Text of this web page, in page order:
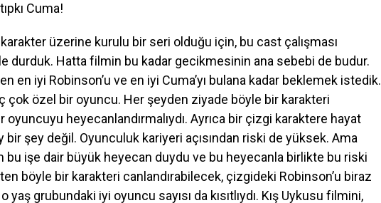
Cuma!
üzerine kurulu bir seri olduğu için, bu cast çalışması
durduk. Hatta filmin bu kadar gecikmesinin ana sebebi de budur.
en iyi Robinson’u ve en iyi Cuma’yı bulana kadar beklemek istedik.
çok özel bir oyuncu. Her şeyden ziyade böyle bir karakteri
oyuncuyu heyecanlandırmalıydı. Ayrıca bir çizgi karaktere hayat
bir şey değil. Oyunculuk kariyeri açısından riski de yüksek. Ama
bu işe dair büyük heyecan duydu ve bu heyecanla birlikte bu riski
böyle bir karakteri canlandırabilecek, çizgideki Robinson’u biraz
yaş grubundaki iyi oyuncu sayısı da kısıtlıydı. Kış Uykusu filmini,